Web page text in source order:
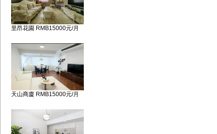
里昂花園 RMB15000元/月
天山商廈 RMB15000元/月